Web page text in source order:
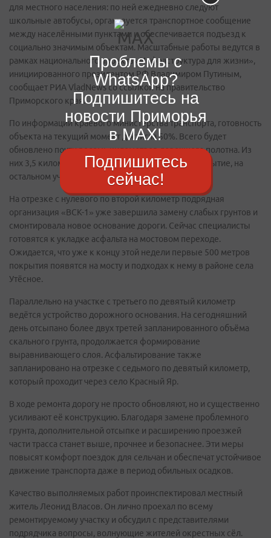
для местного населения: по ней ежедневно следуют
школьные автобусы, организуется транспортное сообщение
между населёнными пунктами и обеспечивается подъезд к
социально значимым объектам. Масштабные работы ведутся в
рамках национального проекта «Инфраструктура для жизни»,
инициированного президентом РФ Владимиром Путиным,
сообщает РИА VladNews со ссылкой на правительство
Приморского края.
По информации краевого министерства транспорта, готовность
объекта на текущий момент достигла 50%. Всего будет
обновлено почти восемь километров дорожного полотна. Из
них 3,5 километра получат асфальтобетонное покрытие, на
остальном участке будет уложен гравий.
На отрезке с нулевого по второй километр подрядная
организация «ВСК-1» уже завершила замену слабых грунтов и
смонтировала новое основание дороги. Сейчас специалисты
готовятся к укладке асфальта на мостовом переходе.
Ожидается, что уже к концу этой недели первые 500 метров
покрытия появятся на мосту и подходах к нему в районе села
Утёсное.
Параллельно на участке с третьего по девятый километр
ведётся устройство дорожного основания. На сегодняшний
день отсыпано более двух третей запланированного объёма
скального грунта, продолжается формирование
выравнивающего слоя. Асфальтирование также
запланировано на отрезке с седьмого по девятый километр,
который проходит через село Красный Яр.
В ходе ремонта дорогу не просто обновляют, но и существенно
усиливают её конструкцию. Благодаря замене проблемного
грунта, дополнительной отсыпке и расширению проезжей
части трасса станет выше, прочнее и безопаснее. Эти меры
повысят комфорт поездок для сельчан и обеспечат устойчивое
движение транспорта даже в период обильных осадков.
Качество выполняемых работ проинспектировал местный
житель Леонид Власов. Он лично проехал по всему
ремонтируемому участку и обсудил с представителями
подрядчика вопросы, волнующие жителей окрестных сёл.
Проблемы с
WhatsApp?
Подпишитесь на
новости Приморья
в MAX!
Подпишитесь
сейчас!